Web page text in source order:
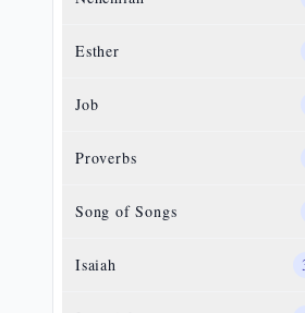
Esther
Job
Proverbs
Song of Songs
Isaiah